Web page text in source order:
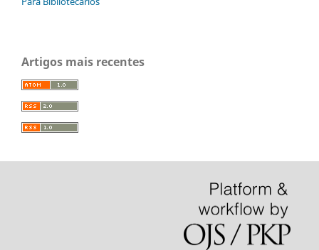
Artigos mais recentes